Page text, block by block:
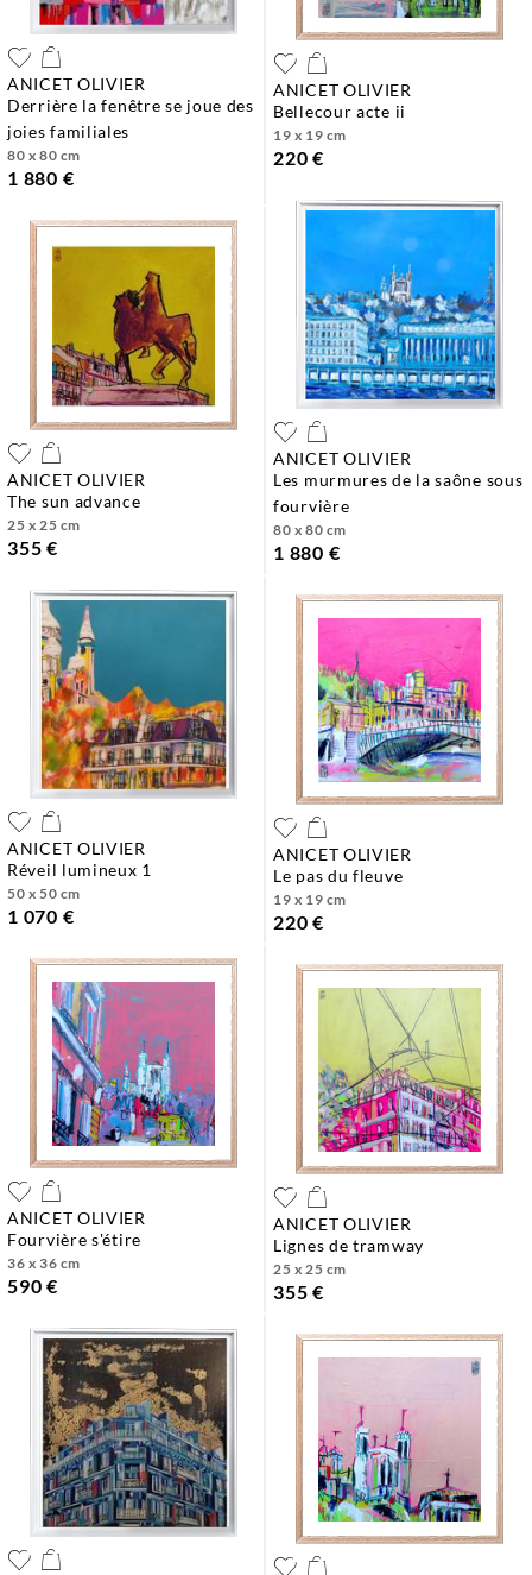
ANICET OLIVIER
derrière la fenêtre se joue des
joies familiales
80 x 80 cm
1 880 €
ANICET OLIVIER
bellecour acte ii
19 x 19 cm
220 €
ANICET OLIVIER
the sun advance
25 x 25 cm
355 €
ANICET OLIVIER
les murmures de la saône sous
fourvière
80 x 80 cm
1 880 €
ANICET OLIVIER
réveil lumineux 1
50 x 50 cm
1 070 €
ANICET OLIVIER
le pas du fleuve
19 x 19 cm
220 €
ANICET OLIVIER
fourvière s'étire
36 x 36 cm
590 €
ANICET OLIVIER
lignes de tramway
25 x 25 cm
355 €